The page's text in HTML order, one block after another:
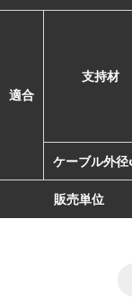
適合
支持材
ケーブル外
販売単位